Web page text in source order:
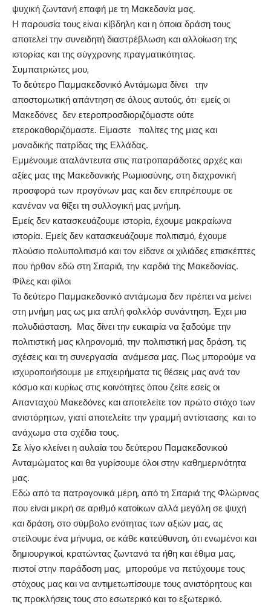
ψυχική ζωντανή επαφή με τη Μακεδονία μας.
Η παρουσία τους είναι κίβδηλη και η όποια δράση τους
αποτελεί την συνειδητή διαστρέβλωση και αλλοίωση της
ιστορίας και της σύγχρονης πραγματικότητας.
Συμπατριώτες μου,
Το δεύτερο Παμμακεδονικό Αντάμωμα δίνει την
αποστομωτική απάντηση σε όλους αυτούς, ότι εμείς οι
Μακεδόνες δεν ετεροπροσδιοριζόμαστε ούτε
ετεροκαθοριζόμαστε. Είμαστε πολίτες της μιας και
μοναδικής πατρίδας της Ελλάδας.
Εμμένουμε αταλάντευτα στις πατροπαράδοτες αρχές και
αξίες μας της Μακεδονικής Ρωμιοσύνης, στη διαχρονική
προσφορά των προγόνων μας και δεν επιτρέπουμε σε
κανέναν να θίξει τη συλλογική μας μνήμη.
Εμείς δεν κατασκευάζουμε ιστορία, έχουμε μακραίωνα
ιστορία. Εμείς δεν κατασκευάζουμε πολιτισμό, έχουμε
πλούσιο πολυπολιτισμό και τον είδανε οι χιλιάδες επισκέπτες
που ήρθαν εδώ στη Σιταριά, την καρδιά της Μακεδονίας.
Φίλες και φίλοι
Το δεύτερο Παμμακεδονικό αντάμωμα δεν πρέπει να μείνει
στη μνήμη μας ως μια απλή φολκλόρ συνάντηση. Έχει μια
πολυδιάσταση. Μας δίνει την ευκαιρία να ξαδούμε την
πολιτιστική μας κληρονομιά, την πολιτιστική μας δράση, τις
σχέσεις και τη συνεργασία ανάμεσα μας. Πως μπορούμε να
ισχυροποιήσουμε με επιχειρήματα τις θέσεις μας ανά τον
κόσμο και κυρίως στις κοινότητες όπου ζείτε εσείς οι
Απανταχού Μακεδόνες και αποτελείτε τον πρώτο στόχο των
ανιστόρητων, γιατί αποτελείτε την γραμμή αντίστασης και το
ανάχωμα στα σχέδια τους.
Σε λίγο κλείνει η αυλαία του δεύτερου Παμακεδονικού
Ανταμώματος και θα γυρίσουμε όλοι στην καθημερινότητα
μας.
Εδώ από τα πατρογονικά μέρη, από τη Σιταριά της Φλώρινας
που είναι μικρή σε αριθμό κατοίκων αλλά μεγάλη σε ψυχή
και δράση, στο σύμβολο ενότητας των αξιών μας, ας
στείλουμε ένα μήνυμα, σε κάθε κατεύθυνση, ότι ενωμένοι και
δημιουργικοί, κρατώντας ζωντανά τα ήθη και έθιμα μας,
πιστοί στην παράδοση μας, μπορούμε να πετύχουμε τους
στόχους μας και να αντιμετωπίσουμε τους ανιστόρητους και
τις προκλήσεις τους στο εσωτερικό και το εξωτερικό.